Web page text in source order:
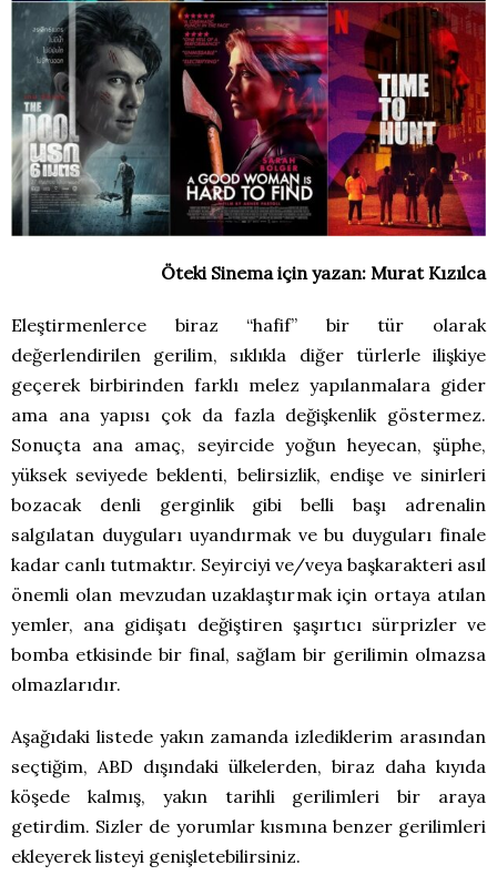
Öteki Sinema için yazan: Murat Kızılca
Eleştirmenlerce biraz “hafif” bir tür olarak
değerlendirilen gerilim, sıklıkla diğer türlerle ilişkiye
geçerek birbirinden farklı melez yapılanmalara gider
ama ana yapısı çok da fazla değişkenlik göstermez.
Sonuçta ana amaç, seyircide yoğun heyecan, şüphe,
yüksek seviyede beklenti, belirsizlik, endişe ve sinirleri
bozacak denli gerginlik gibi belli başı adrenalin
salgılatan duyguları uyandırmak ve bu duyguları finale
kadar canlı tutmaktır. Seyirciyi ve/veya başkarakteri asıl
önemli olan mevzudan uzaklaştırmak için ortaya atılan
yemler, ana gidişatı değiştiren şaşırtıcı sürprizler ve
bomba etkisinde bir final, sağlam bir gerilimin olmazsa
olmazlarıdır.
Aşağıdaki listede yakın zamanda izlediklerim arasından
seçtiğim, ABD dışındaki ülkelerden, biraz daha kıyıda
köşede kalmış, yakın tarihli gerilimleri bir araya
getirdim. Sizler de yorumlar kısmına benzer gerilimleri
ekleyerek listeyi genişletebilirsiniz.